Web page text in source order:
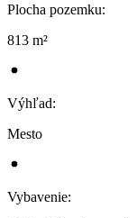
Plocha pozemku:
813 m²
Výhľad:
Mesto
Vybavenie: